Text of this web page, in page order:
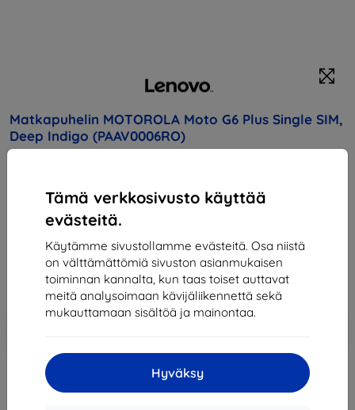
Tämä verkkosivusto käyttää
evästeitä.
Käytämme sivustollamme evästeitä. Osa niistä
on välttämättömiä sivuston asianmukaisen
toiminnan kannalta, kun taas toiset auttavat
meitä analysoimaan kävijäliikennettä sekä
mukauttamaan sisältöä ja mainontaa.
Hyväksy
Matkapuhelin MOTOROLA Moto G6 Plus Single SIM,
Deep Indigo (PAAV0006RO)
lisävarusteista!
312,90 €
281,62 €
Hinta ilman ALV:tä 227,11 €
Loppuunmyyty